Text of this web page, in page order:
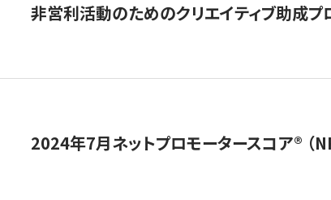
非営利活動のためのクリエイティブ助成
2024年7月ネットプロモータースコア®︎ （